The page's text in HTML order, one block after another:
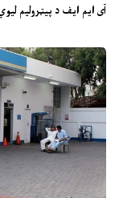
آی ایم ایف د پیټرولیم لیوي کې د ۱۸ سلنې زیاتوالي او نوو